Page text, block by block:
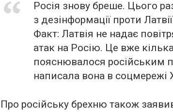
Росія знову бреше. Цього
з дезінформації проти
Факт: Латвія не надає
атак на Росію. Це вже
пояснювалося російським
написала вона в соцмережі
Про російську брехню також